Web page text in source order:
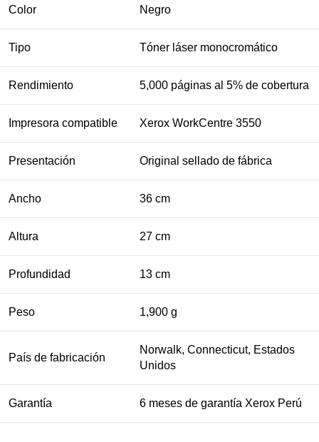
Color Negro
Tipo Tóner láser monocromático
Rendimiento 5,000 páginas al 5% de cobertura
Impresora compatible Xerox WorkCentre 3550
Presentación Original sellado de fábrica
Ancho 36 cm
Altura 27 cm
Profundidad 13 cm
Peso 1,900 g
País de fabricación
Norwalk, Connecticut, Estados
Unidos
Garantía 6 meses de garantía Xerox Perú